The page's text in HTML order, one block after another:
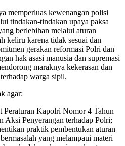
memperluas kewenangan polisi
tindakan-tindakan upaya paksa
berlebihan melalui aturan
keliru karena tidak sesuai dan
gerakan reformasi Polri dan
hak asasi manusia dan supremasi
maraknya kekerasan dan
warga sipil.
agar:
Peraturan Kapolri Nomor 4 Tahun
Aksi Penyerangan terhadap Polri;
praktik pembentukan aturan
yang melampaui materi